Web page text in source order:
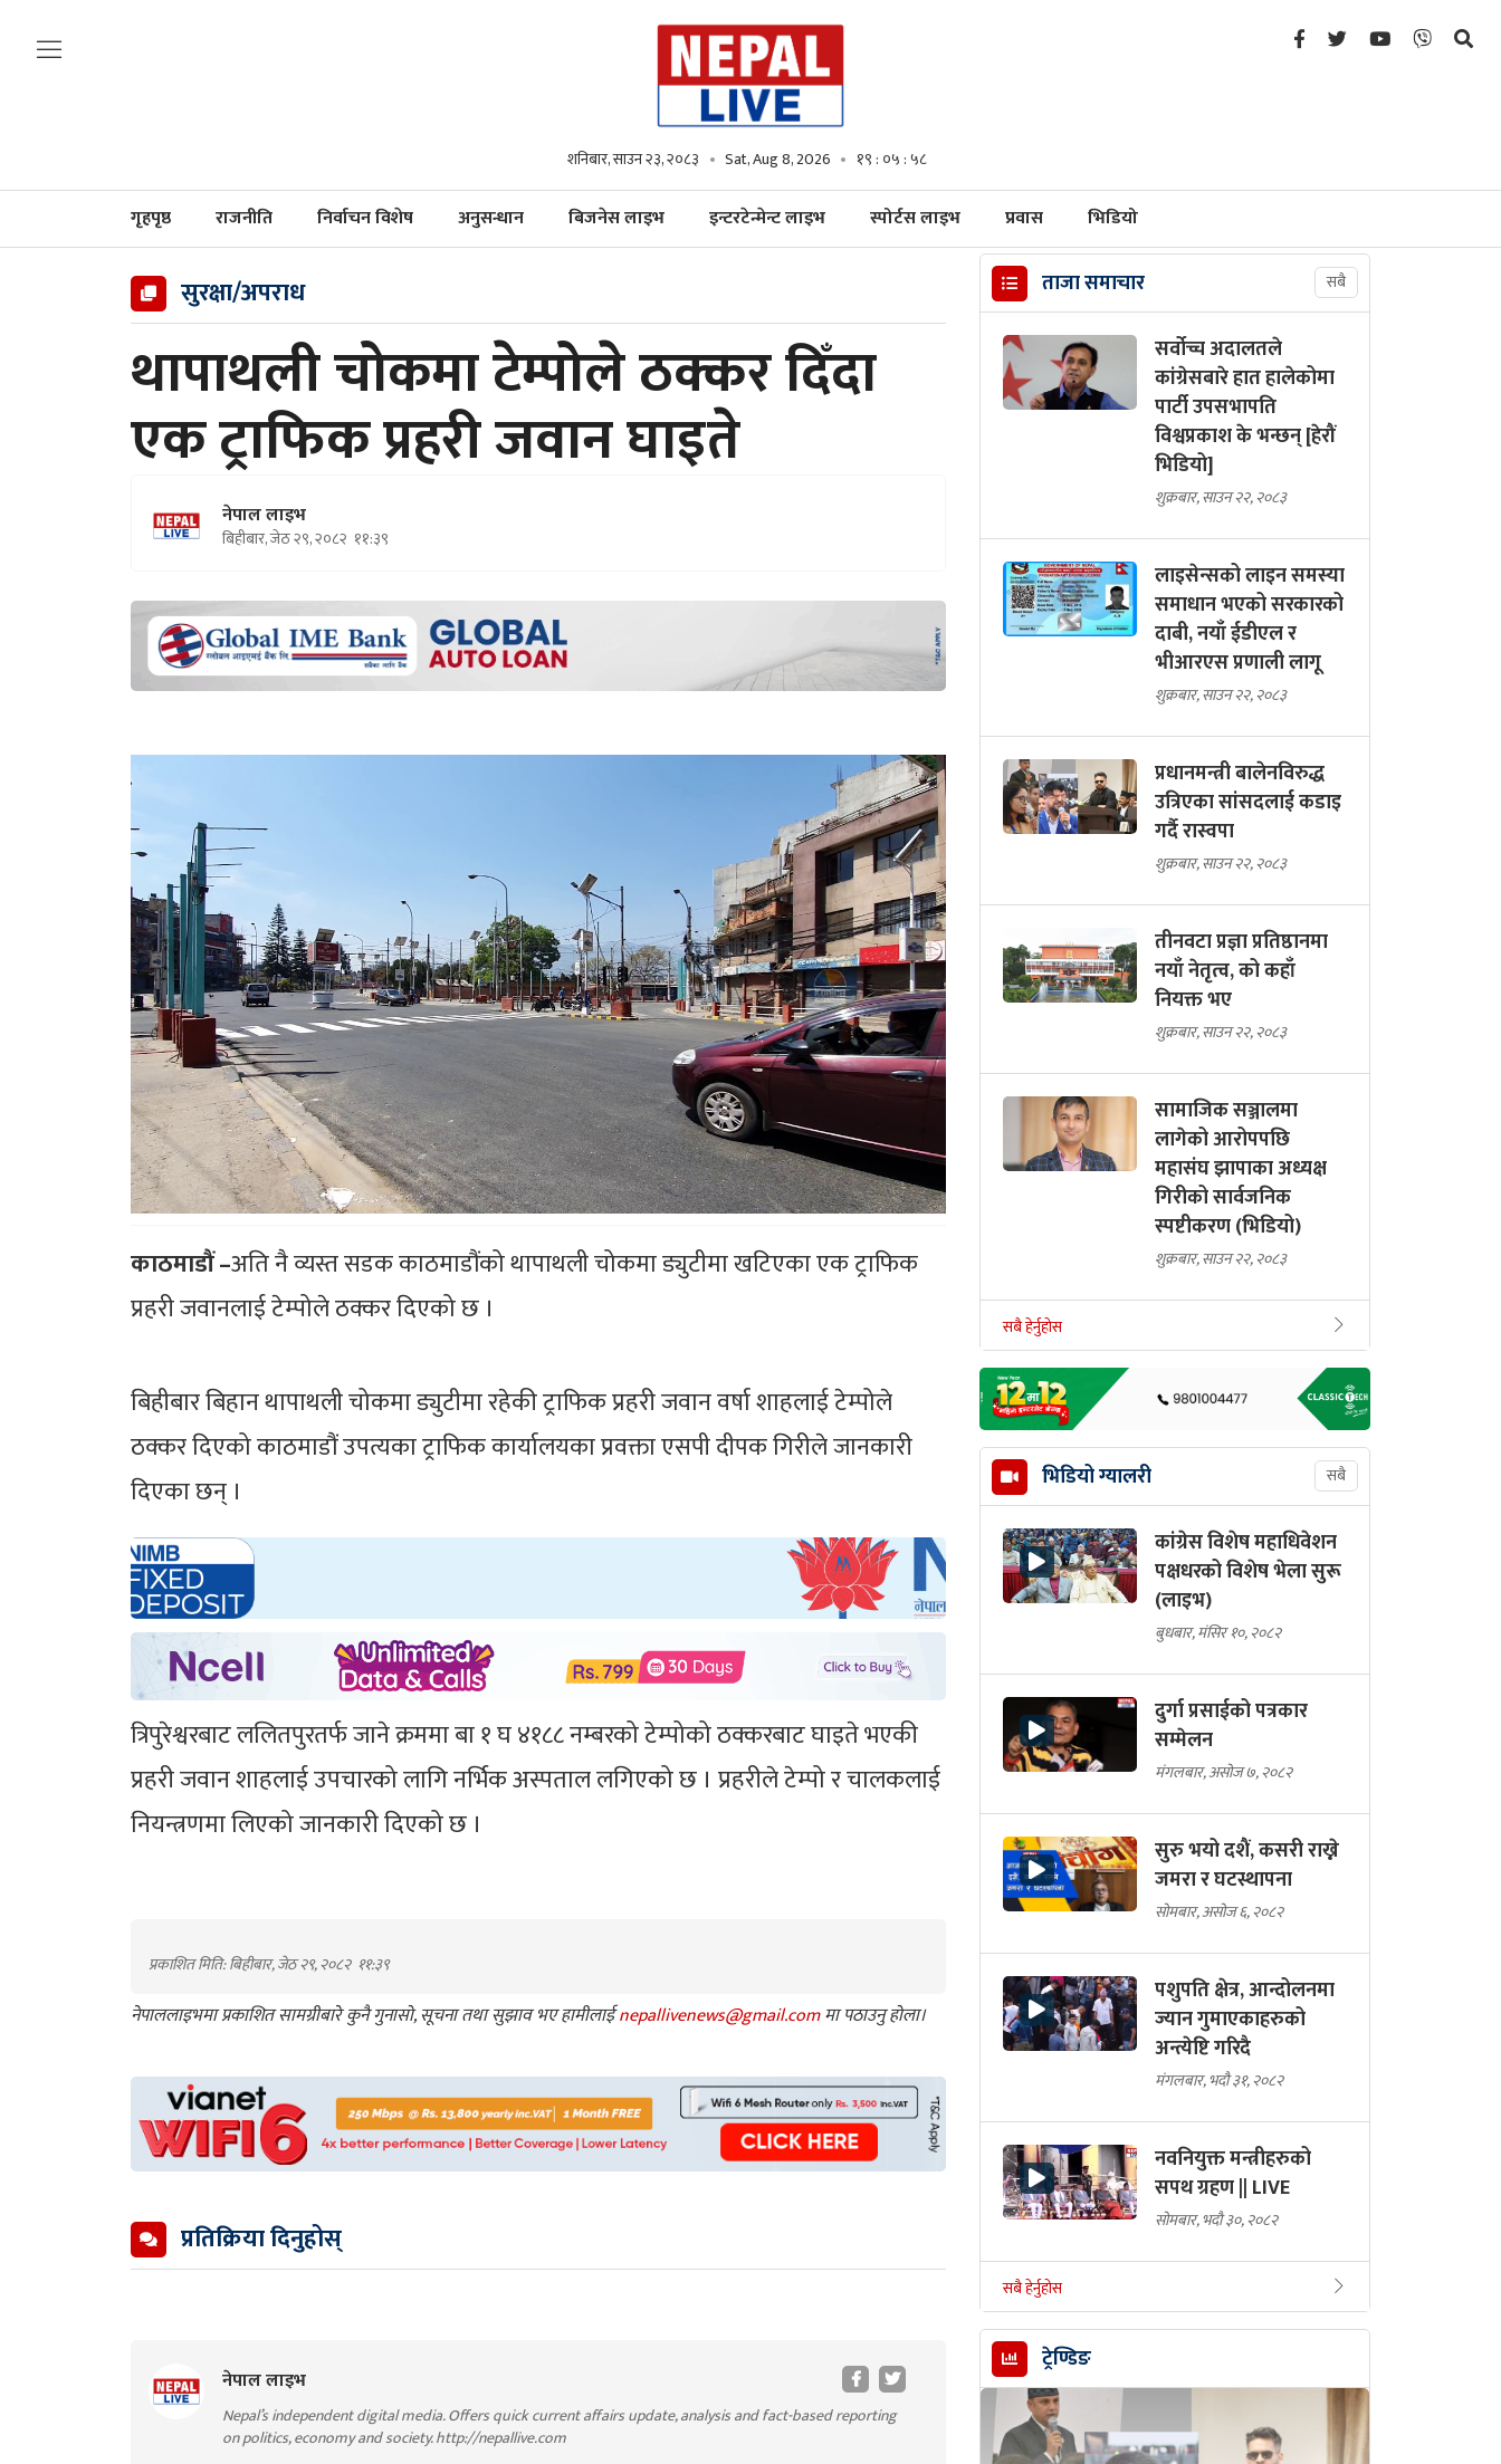
शनिबार, साउन २३, २०८३ Sat, Aug 8, 2026 १९ : ०६ : ००
गृहपृष्ठ राजनीति निर्वाचन विशेष अनुसन्धान बिजनेस लाइभ इन्टरटेन्मेन्ट लाइभ स्पोर्टस लाइभ प्रवास भिडियो
सुरक्षा/अपराध
थापाथली चोकमा टेम्पोले ठक्कर दिँदा
एक ट्राफिक प्रहरी जवान घाइते
नेपाल लाइभ
बिहीबार, जेठ २९, २०८२ ११:३९
काठमाडौं –अति नै व्यस्त सडक काठमाडौंको थापाथली चोकमा ड्युटीमा खटिएका एक ट्राफिक
प्रहरी जवानलाई टेम्पोले ठक्कर दिएको छ ।
बिहीबार बिहान थापाथली चोकमा ड्युटीमा रहेकी ट्राफिक प्रहरी जवान वर्षा शाहलाई टेम्पोले
ठक्कर दिएको काठमाडौं उपत्यका ट्राफिक कार्यालयका प्रवक्ता एसपी दीपक गिरीले जानकारी
दिएका छन् ।
त्रिपुरेश्वरबाट ललितपुरतर्फ जाने क्रममा बा १ घ ४१८८ नम्बरको टेम्पोको ठक्करबाट घाइते भएकी
प्रहरी जवान शाहलाई उपचारको लागि नर्भिक अस्पताल लगिएको छ । प्रहरीले टेम्पो र चालकलाई
नियन्त्रणमा लिएको जानकारी दिएको छ ।
प्रकाशित मिति: बिहीबार, जेठ २९, २०८२ ११:३९
नेपाललाइभमा प्रकाशित सामग्रीबारे कुनै गुनासो, सूचना तथा सुझाव भए हामीलाईnepallivenews@gmail.comमा पठाउनु होला।
प्रतिक्रिया दिनुहोस्
नेपाल लाइभ
Nepal’s independent digital media. Offers quick current affairs update, analysis and fact-based reporting
on politics, economy and society. http://nepallive.com
ताजा समाचार सबै
सर्वोच्च अदालतले
कांग्रेसबारे हात हालेकोमा
पार्टी उपसभापति
विश्वप्रकाश के भन्छन् [हेरौं
भिडियो]
शुक्रबार, साउन २२, २०८३
लाइसेन्सको लाइन समस्या
समाधान भएको सरकारको
दाबी, नयाँ ईडीएल र
भीआरएस प्रणाली लागू
शुक्रबार, साउन २२, २०८३
प्रधानमन्त्री बालेनविरुद्ध
उत्रिएका सांसदलाई कडाइ
गर्दै रास्वपा
शुक्रबार, साउन २२, २०८३
तीनवटा प्रज्ञा प्रतिष्ठानमा
नयाँ नेतृत्व, को कहाँ
नियक्त भए
शुक्रबार, साउन २२, २०८३
सामाजिक सञ्जालमा
लागेको आरोपपछि
महासंघ झापाका अध्यक्ष
गिरीको सार्वजनिक
स्पष्टीकरण (भिडियो)
शुक्रबार, साउन २२, २०८३
सबै हेर्नुहोस
भिडियो ग्यालरी सबै
कांग्रेस विशेष महाधिवेशन
पक्षधरको विशेष भेला सुरू
(लाइभ)
बुधबार, मंसिर १०, २०८२
दुर्गा प्रसाईको पत्रकार
सम्मेलन
मंगलबार, असोज ७, २०८२
सुरु भयो दशैं, कसरी राख्ने
जमरा र घटस्थापना
सोमबार, असोज ६, २०८२
पशुपति क्षेत्र, आन्दोलनमा
ज्यान गुमाएकाहरुको
अन्त्येष्टि गरिदै
मंगलबार, भदौ ३१, २०८२
नवनियुक्त मन्त्रीहरुको
सपथ ग्रहण || LIVE
सोमबार, भदौ ३०, २०८२
सबै हेर्नुहोस
ट्रेण्डिङ